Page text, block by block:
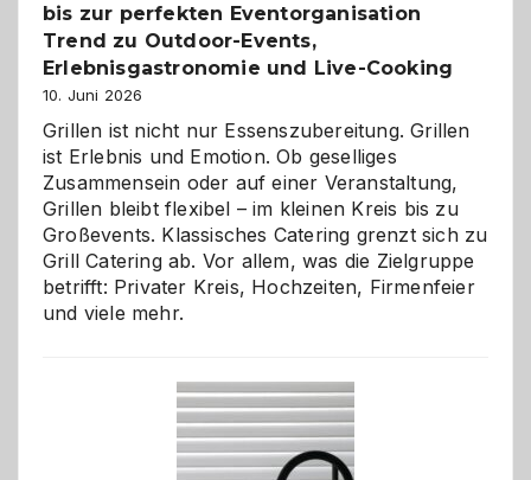
bis zur perfekten Eventorganisation
Trend zu Outdoor-Events,
Erlebnisgastronomie und Live-Cooking
10. Juni 2026
Grillen ist nicht nur Essenszubereitung. Grillen
ist Erlebnis und Emotion. Ob geselliges
Zusammensein oder auf einer Veranstaltung,
Grillen bleibt flexibel – im kleinen Kreis bis zu
Großevents. Klassisches Catering grenzt sich zu
Grill Catering ab. Vor allem, was die Zielgruppe
betrifft: Privater Kreis, Hochzeiten, Firmenfeier
und viele mehr.